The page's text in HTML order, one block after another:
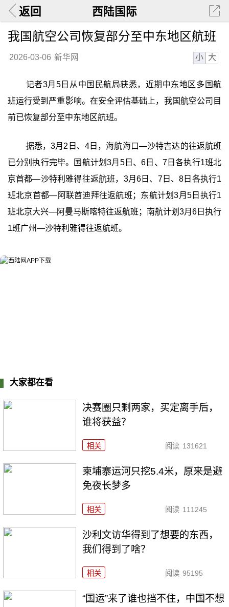
返回 西陆国际
我国航空公司恢复部分至中东地区航班
2026-03-06 新华网 小 大
记者3月5日从中国民航局获悉，近期中东地区多国航
班运行受到严重影响。在安全评估基础上，我国航空公司目
前已恢复部分至中东地区航班。
据悉，3月2日、4日，海航海口—沙特吉达的往返航班
已分别执行完毕。国航计划3月5日、6日、7日各执行1班北
京首都—沙特利雅得往返航班，3月6日、7日、8日各执行1
班北京首都—阿联酋迪拜往返航班；东航计划3月5日执行1
班北京大兴—阿曼马斯喀特往返航班；南航计划3月6日执行
1班广州—沙特利雅得往返航班。
大家都在看
决赛圈只剩两家，买定离手后，
谁将获益？
相关 阅读 131621
柬埔寨运河只挖5.4米，原来是避
免夜长梦多
相关 阅读 111245
沙利文访华得到了想要的东西，
我们得到了啥？
相关 阅读 95195
“国运”来了谁也挡不住，中国不想